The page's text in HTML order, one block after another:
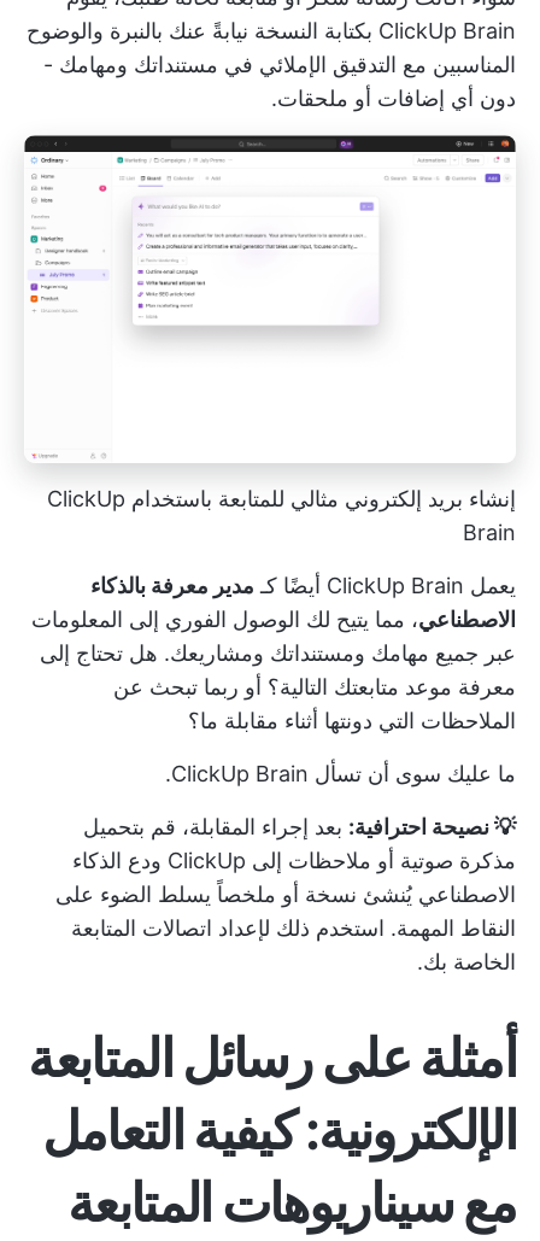
ClickUp Brain بكتابة النسخة نيابةً عنك بالنبرة والوضوح
المناسبين مع التدقيق الإملائي في مستنداتك ومهامك -
دون أي إضافات أو ملحقات.
إنشاء بريد إلكتروني مثالي للمتابعة باستخدام ClickUp
Brain
يعمل ClickUp Brain أيضًا كـ
مدير معرفة بالذكاء
الاصطناعي، مما يتيح لك الوصول الفوري إلى المعلومات
عبر جميع مهامك ومستنداتك ومشاريعك. هل تحتاج إلى
معرفة موعد متابعتك التالية؟ أو ربما تبحث عن
الملاحظات التي دونتها أثناء مقابلة ما؟
ما عليك سوى أن تسأل ClickUp Brain.
💡 نصيحة احترافية: بعد إجراء المقابلة، قم بتحميل
مذكرة صوتية أو ملاحظات إلى ClickUp ودع الذكاء
الاصطناعي يُنشئ نسخة أو ملخصاً يسلط الضوء على
النقاط المهمة. استخدم ذلك لإعداد اتصالات المتابعة
الخاصة بك.
أمثلة على رسائل المتابعة
الإلكترونية: كيفية التعامل
مع سيناريوهات المتابعة